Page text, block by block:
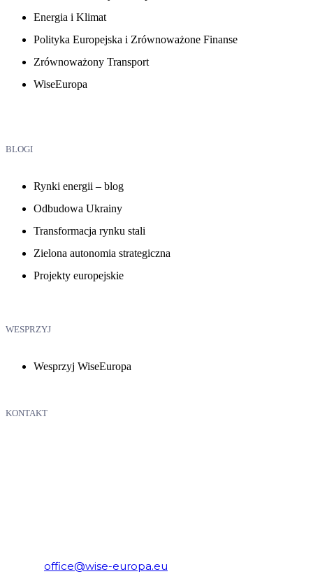
Energia i Klimat
Polityka Europejska i Zrównoważone Finanse
Zrównoważony Transport
WiseEuropa
BLOGI
Rynki energii – blog
Odbudowa Ukrainy
Transformacja rynku stali
Zielona autonomia strategiczna
Projekty europejskie
WESPRZYJ
Wesprzyj WiseEuropa
KONTAKT
office@wise-europa.eu